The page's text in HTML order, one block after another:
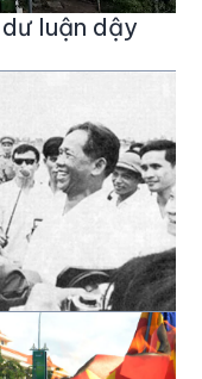
luận dậy